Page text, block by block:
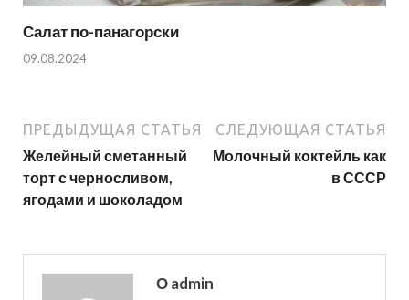
Салат по-панагорски
09.08.2024
ПРЕДЫДУЩАЯ СТАТЬЯ
Желейный сметанный
торт с черносливом,
ягодами и шоколадом
СЛЕДУЮЩАЯ СТАТЬЯ
Молочный коктейль как
в СССР
О admin